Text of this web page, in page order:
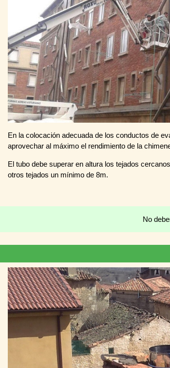
En la colocación adecuada de los conductos de
aprovechar al máximo el rendimiento de la
El tubo debe superar en altura los tejados
otros tejados un mínimo de 8m.
No